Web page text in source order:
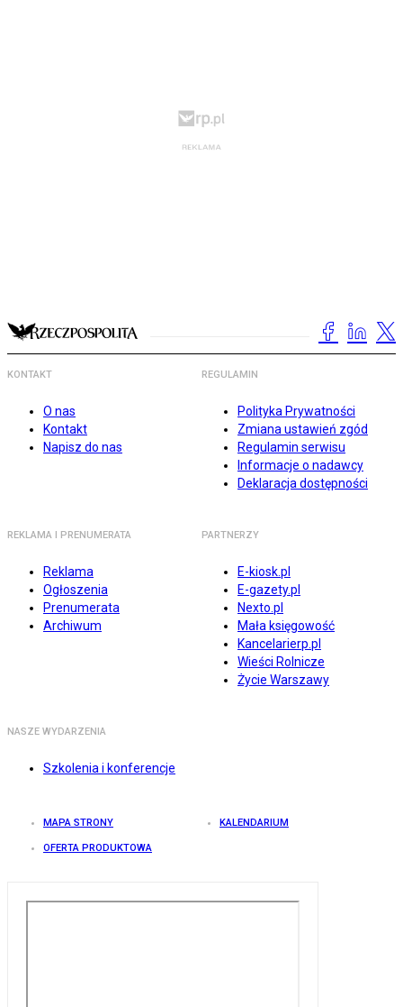
KONTAKT
O nas
Kontakt
Napisz do nas
REGULAMIN
Polityka Prywatności
Zmiana ustawień zgód
Regulamin serwisu
Informacje o nadawcy
Deklaracja dostępności
REKLAMA I PRENUMERATA
Reklama
Ogłoszenia
Prenumerata
Archiwum
PARTNERZY
E-kiosk.pl
E-gazety.pl
Nexto.pl
Mała księgowość
Kancelarierp.pl
Wieści Rolnicze
Życie Warszawy
NASZE WYDARZENIA
Szkolenia i konferencje
MAPA STRONY KALENDARIUM
OFERTA PRODUKTOWA